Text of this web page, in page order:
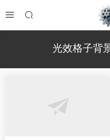
光效格子背